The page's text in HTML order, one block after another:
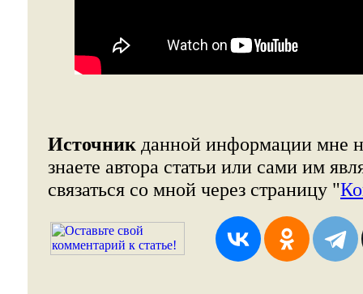
Источник данной информации мне
знаете автора статьи или сами им
связаться со мной через страницу "